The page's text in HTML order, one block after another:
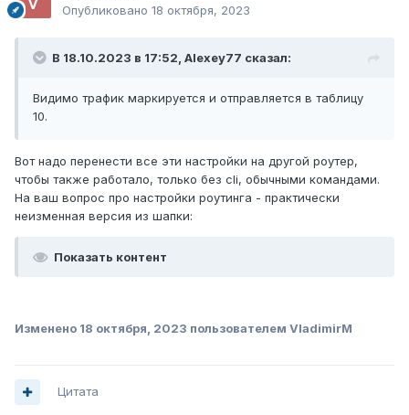
Опубликовано 18 октября, 2023
В 18.10.2023 в 17:52, Alexey77 сказал:
Видимо трафик маркируется и отправляется в таблицу
10.
Вот надо перенести все эти настройки на другой роутер,
чтобы также работало, только без cli, обычными командами.
На ваш вопрос про настройки роутинга - практически
неизменная версия из шапки:
Показать контент
Изменено 18 октября, 2023 пользователем VladimirM
Цитата